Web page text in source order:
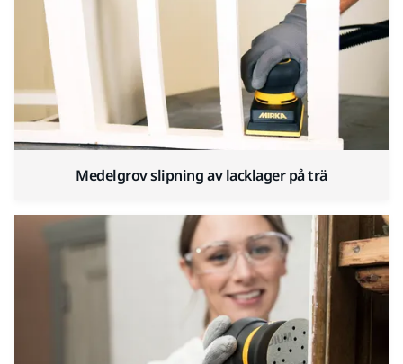
Medelgrov slipning av lacklager på trä